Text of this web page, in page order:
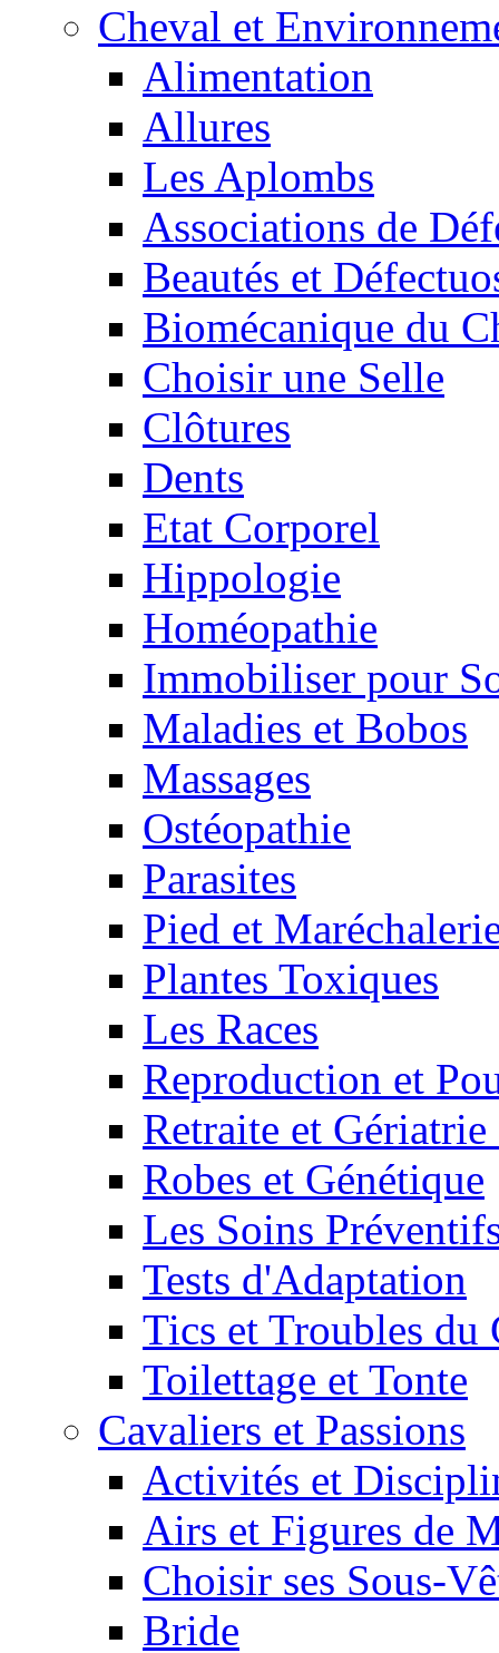
Cheval et
Alimentation
Allures
Les Aplombs
Associations de
Beautés et
Biomécanique du
Choisir une Selle
Clôtures
Dents
Etat Corporel
Hippologie
Homéopathie
Immobiliser pour
Maladies et Bobos
Massages
Ostéopathie
Parasites
Pied et
Plantes Toxiques
Les Races
Reproduction et
Retraite et
Robes et Génétique
Les Soins
Tests d'Adaptation
Tics et Troubles du
Toilettage et Tonte
Cavaliers et Passions
Activités et
Airs et Figures de
Choisir ses Sous-
Bride